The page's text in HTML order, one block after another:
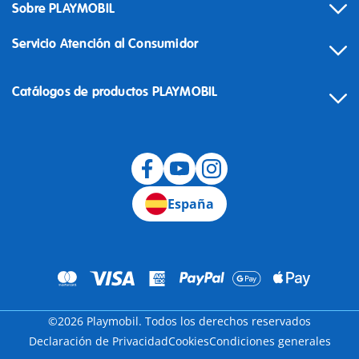
Sobre PLAYMOBIL
Servicio Atención al Consumidor
Catálogos de productos PLAYMOBIL
España
©2026 Playmobil. Todos los derechos reservados
Declaración de PrivacidadCookiesCondiciones generales